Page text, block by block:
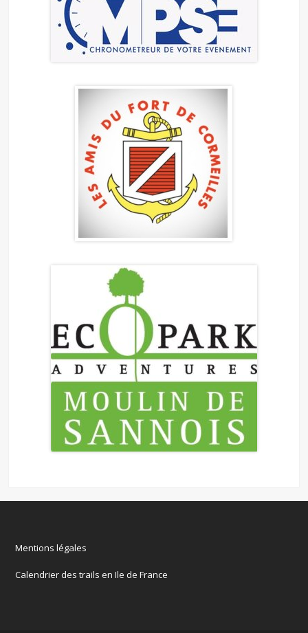
Mentions légales
Calendrier des trails en Ile de France